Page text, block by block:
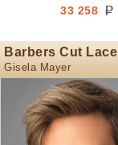
33 258
Barbers Cut Lace
Gisela Mayer